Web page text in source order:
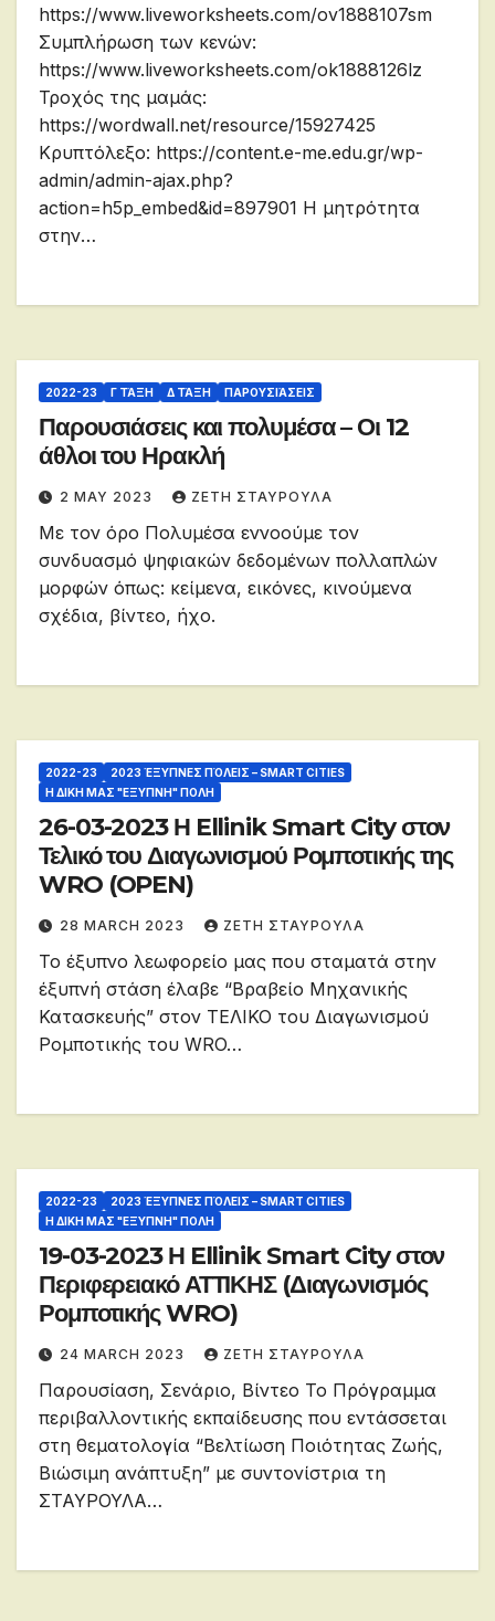
https://www.liveworksheets.com/ov1888107sm
Συμπλήρωση των κενών:
https://www.liveworksheets.com/ok1888126lz
Τροχός της μαμάς:
https://wordwall.net/resource/15927425
Κρυπτόλεξο: https://content.e-me.edu.gr/wp-
admin/admin-ajax.php?
action=h5p_embed&id=897901 Η μητρότητα
στην…
2022-23 Γ ΤΆΞΗ Δ ΤΆΞΗ ΠΑΡΟΥΣΙΆΣΕΙΣ
Παρουσιάσεις και πολυμέσα – Οι 12
άθλοι του Ηρακλή
2 MAY 2023 ΖΕΤΗ ΣΤΑΥΡΟΥΛΑ
Με τον όρο Πολυμέσα εννοούμε τον
συνδυασμό ψηφιακών δεδομένων πολλαπλών
μορφών όπως: κείμενα, εικόνες, κινούμενα
σχέδια, βίντεο, ήχο.
2022-23
2023 ΈΞΥΠΝΕΣ ΠΌΛΕΙΣ – SMART CITIES
Η ΔΙΚΗ ΜΑΣ "ΕΞΥΠΝΗ" ΠΟΛΗ
26-03-2023 Η Ellinik Smart City στον
Τελικό του Διαγωνισμού Ρομποτικής της
WRO (OPEN)
28 MARCH 2023 ΖΕΤΗ ΣΤΑΥΡΟΥΛΑ
Το έξυπνο λεωφορείο μας που σταματά στην
έξυπνή στάση έλαβε “Βραβείο Μηχανικής
Κατασκευής” στον ΤΕΛΙΚΟ του Διαγωνισμού
Ρομποτικής του WRO…
2022-23
2023 ΈΞΥΠΝΕΣ ΠΌΛΕΙΣ – SMART CITIES
Η ΔΙΚΗ ΜΑΣ "ΕΞΥΠΝΗ" ΠΟΛΗ
19-03-2023 Η Ellinik Smart City στον
Περιφερειακό ΑΤΤΙΚΗΣ (Διαγωνισμός
Ρομποτικής WRO)
24 MARCH 2023 ΖΕΤΗ ΣΤΑΥΡΟΥΛΑ
Παρουσίαση, Σενάριο, Βίντεο Το Πρόγραμμα
περιβαλλοντικής εκπαίδευσης που εντάσσεται
στη θεματολογία “Βελτίωση Ποιότητας Ζωής,
Βιώσιμη ανάπτυξη” με συντονίστρια τη
ΣΤΑΥΡΟΥΛΑ…